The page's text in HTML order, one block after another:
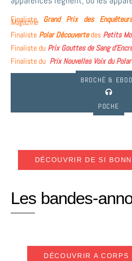
Finaliste Grand Prix des
Magazine
Finaliste Polar Découvertedes Petits
Finaliste du Prix Gouttes de Sang
Finaliste du Prix Nouvelles Voix du Polar
BROCHÉ &
POCHE
DÉCOUVRIR DE SI
Les bandes-
DÉCOUVRIR A CORPS